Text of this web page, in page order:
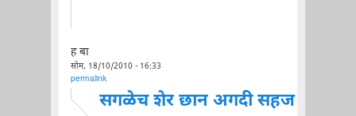
ह बा
सोम, 18/10/2010 - 16:33
permalink
सगळेच शेर छान अगदी सहज